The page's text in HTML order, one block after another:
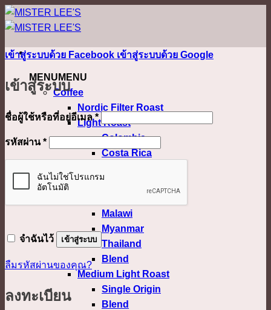
ข้าม
ไป
เนื้อหา
MENU MENU
Coffee
Nordic Filter Roast
Light Roast
Colombia
Costa Rica
Honduras
Malawi
Myanmar
Thailand
Blend
Medium Light Roast
Single Origin
Blend
เข้าสู่ระบบด้วย Facebook เข้าสู่ระบบด้วย Google
เข้าสู่ระบบ
ชื่อผู้ใช้หรือที่อยู่อีเมล*ต้องการ
รหัสผ่าน*ต้องการ
จำฉันไว้ เข้าสู่ระบบ
ลืมรหัสผ่านของคุณ?
ลงทะเบียน